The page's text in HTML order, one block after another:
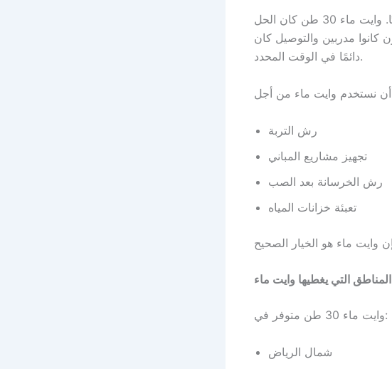
عملت مرة في موقع بناء في الرياض وكنا نحتاج إلى المياه يوميًا. وايت ماء 30 طن كان الحل
كانوا مدربين والتوصيل كان
دائمًا في الوقت المحدد.
رش التربة
تجهيز مشاريع المباني
رش الخرسانة بعد الصب
تعبئة خزانات المياه
المناطق التي يغطيها وايت ماء
وايت ماء 30 طن متوفر في:
شمال الرياض